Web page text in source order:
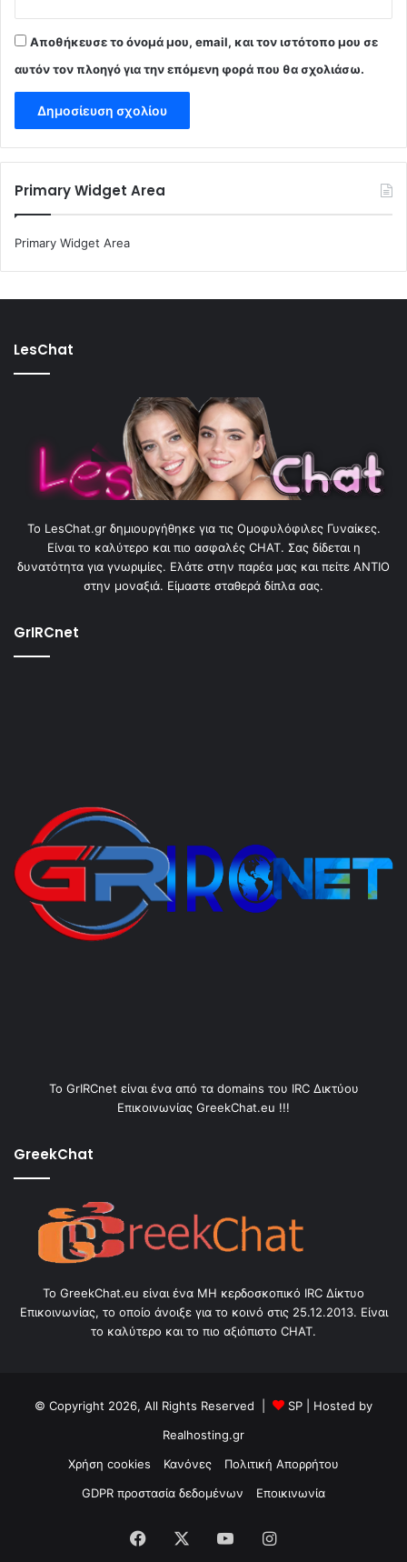
Αποθήκευσε το όνομά μου, email, και τον ιστότοπο μου σε
αυτόν τον πλοηγό για την επόμενη φορά που θα σχολιάσω.
Primary Widget Area
Primary Widget Area
LesChat
To LesChat.gr δημιουργήθηκε για τις Ομοφυλόφιλες Γυναίκες.
Είναι το καλύτερο και πιο ασφαλές CHAT. Σας δίδεται η
δυνατότητα για γνωριμίες. Ελάτε στην παρέα μας και πείτε ΑΝΤΙΟ
στην μοναξιά. Είμαστε σταθερά δίπλα σας.
GrIRCnet
Το GrIRCnet είναι ένα από τα domains του IRC Δικτύου
Επικοινωνίας GreekChat.eu !!!
GreekChat
Το GreekChat.eu είναι ένα ΜΗ κερδοσκοπικό IRC Δίκτυο
Επικοινωνίας, το οποίο άνοιξε για το κοινό στις 25.12.2013. Είναι
το καλύτερο και το πιο αξιόπιστο CHAT.
© Copyright 2026, All Rights Reserved | SP | Hosted by
Realhosting.gr
Χρήση cookies
Κανόνες
Πολιτική Απορρήτου
GDPR προστασία δεδομένων
Εποικινωνία
Facebook YouTubeInstagram